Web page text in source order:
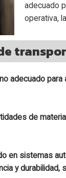
adecuado
operativa,
adecuado
de
en sistemas
y